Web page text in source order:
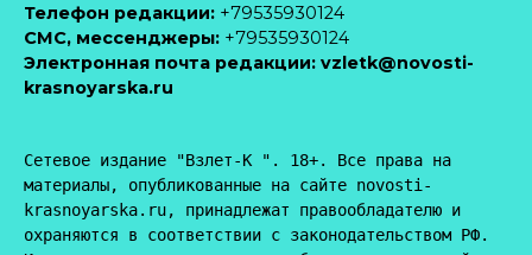
Телефон редакции: +79535930124
CМС, мессенджеры: +79535930124
Электронная почта редакции: vzletk@novosti-
krasnoyarska.ru
Сетевое издание "Взлет-К ". 18+. Все права на
материалы, опубликованные на сайте novosti-
krasnoyarska.ru, принадлежат правообладателю и
охраняются в соответствии с законодательством РФ.